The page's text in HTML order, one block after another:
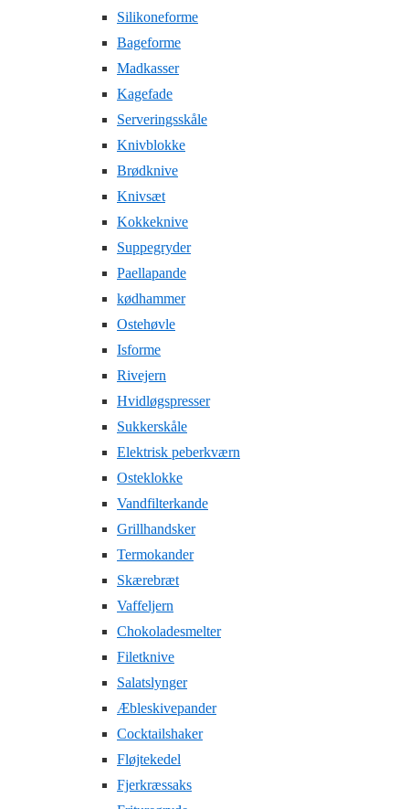
Silikoneforme
Bageforme
Madkasser
Kagefade
Serveringsskåle
Knivblokke
Brødknive
Knivsæt
Kokkeknive
Suppegryder
Paellapande
kødhammer
Ostehøvle
Isforme
Rivejern
Hvidløgspresser
Sukkerskåle
Elektrisk peberkværn
Osteklokke
Vandfilterkande
Grillhandsker
Termokander
Skærebræt
Vaffeljern
Chokoladesmelter
Filetknive
Salatslynger
Æbleskivepander
Cocktailshaker
Fløjtekedel
Fjerkræssaks